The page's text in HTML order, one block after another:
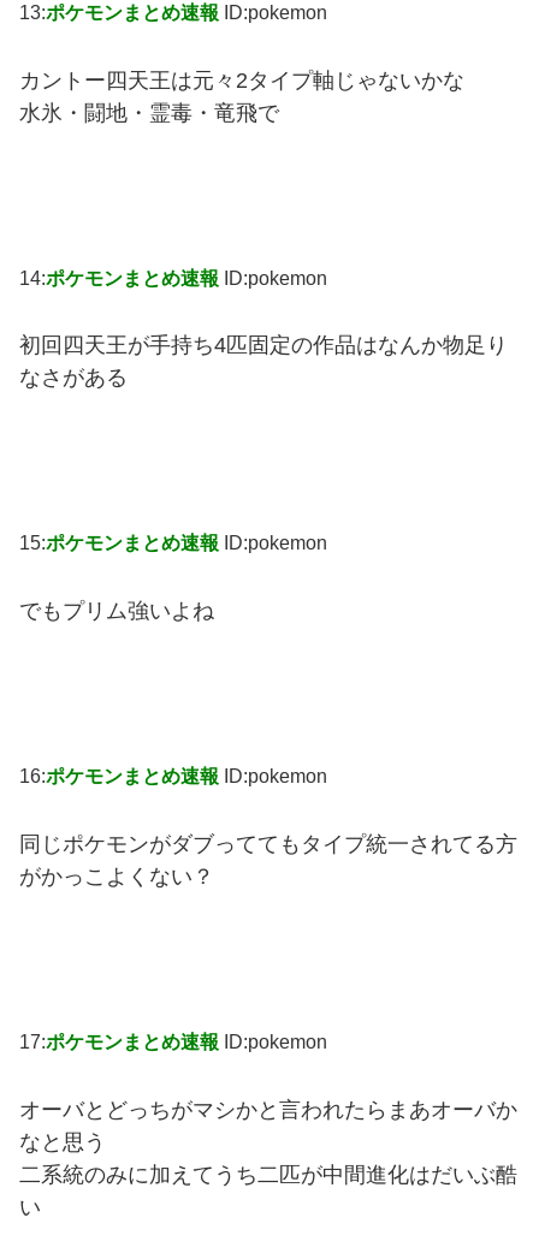
13:ポケモンまとめ速報 ID:pokemon
カントー四天王は元々2タイプ軸じゃないかな
水氷・闘地・霊毒・竜飛で
14:ポケモンまとめ速報 ID:pokemon
初回四天王が手持ち4匹固定の作品はなんか物足り
なさがある
15:ポケモンまとめ速報 ID:pokemon
でもプリム強いよね
16:ポケモンまとめ速報 ID:pokemon
同じポケモンがダブっててもタイプ統一されてる方
がかっこよくない？
17:ポケモンまとめ速報 ID:pokemon
オーバとどっちがマシかと言われたらまあオーバか
なと思う
二系統のみに加えてうち二匹が中間進化はだいぶ酷
い